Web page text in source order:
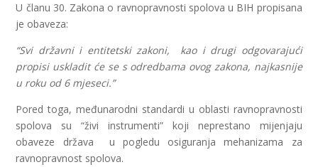
U članu 30. Zakona o ravnopravnosti spolova u BIH propisana
je obaveza:
“Svi državni i entitetski zakoni, kao i drugi odgovarajući
propisi uskladit će se s odredbama ovog zakona, najkasnije
u roku od 6 mjeseci.”
Pored toga, međunarodni standardi u oblasti ravnopravnosti
spolova su “živi instrumenti” koji neprestano mijenjaju
obaveze država u pogledu osiguranja mehanizama za
ravnopravnost spolova.